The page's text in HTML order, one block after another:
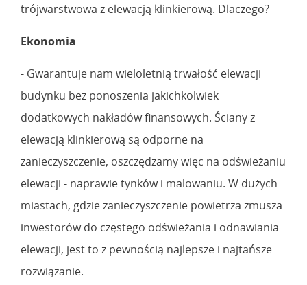
trójwarstwowa z elewacją klinkierową. Dlaczego?
Ekonomia
- Gwarantuje nam wieloletnią trwałość elewacji
budynku bez ponoszenia jakichkolwiek
dodatkowych nakładów finansowych. Ściany z
elewacją klinkierową są odporne na
zanieczyszczenie, oszczędzamy więc na odświeżaniu
elewacji - naprawie tynków i malowaniu. W dużych
miastach, gdzie zanieczyszczenie powietrza zmusza
inwestorów do częstego odświeżania i odnawiania
elewacji, jest to z pewnością najlepsze i najtańsze
rozwiązanie.